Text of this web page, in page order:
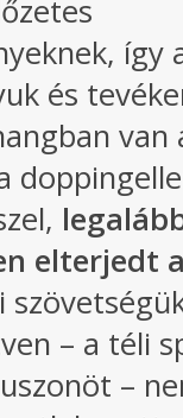
így
és
van
elterjedt
– a téli
–